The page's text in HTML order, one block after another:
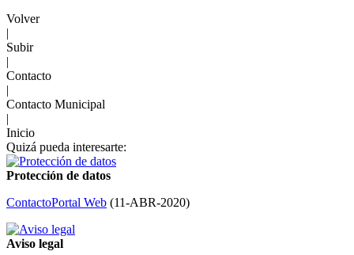
Volver
|
Subir
|
Contacto
|
Contacto Municipal
|
Inicio
Quizá pueda interesarte:
Protección de datos
ContactoPortal Web (11-ABR-2020)
Aviso legal